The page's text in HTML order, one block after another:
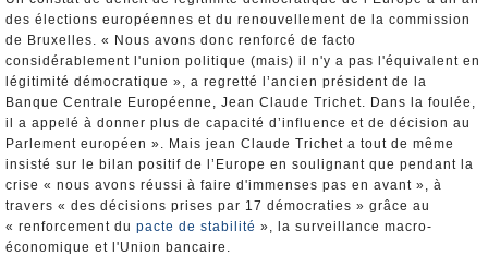
des élections européennes et du renouvellement de la commission
de Bruxelles. « Nous avons donc renforcé de facto
considérablement l'union politique (mais) il n'y a pas l'équivalent en
légitimité démocratique », a regretté l’ancien président de la
Banque Centrale Européenne, Jean Claude Trichet. Dans la foulée,
il a appelé à donner plus de capacité d’influence et de décision au
Parlement européen ». Mais jean Claude Trichet a tout de même
insisté sur le bilan positif de l’Europe en soulignant que pendant la
crise « nous avons réussi à faire d'immenses pas en avant », à
travers « des décisions prises par 17 démocraties » grâce au
« renforcement du pacte de stabilité », la surveillance macro-
économique et l'Union bancaire.